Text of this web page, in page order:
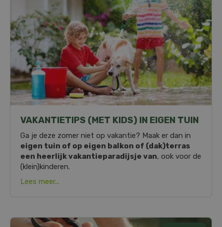
VAKANTIETIPS (MET KIDS) IN EIGEN TUIN
Ga je deze zomer niet op vakantie? Maak er dan in
eigen tuin of op eigen balkon of (dak)terras
een heerlijk vakantieparadijsje van, ook voor de
(klein)kinderen.
Lees meer...